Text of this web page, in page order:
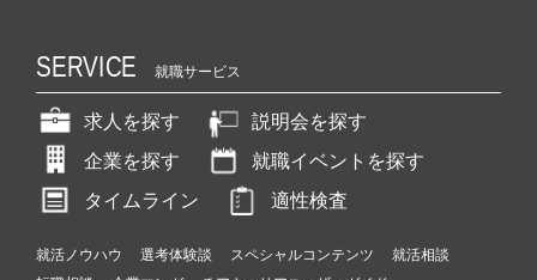
SERVICE 就職サービス
求人を探す
説明会を探す
企業を探す
就職イベントを探す
タイムライン
適性検査
就活ノウハウ 選考体験談 スペシャルコンテンツ
就活相談